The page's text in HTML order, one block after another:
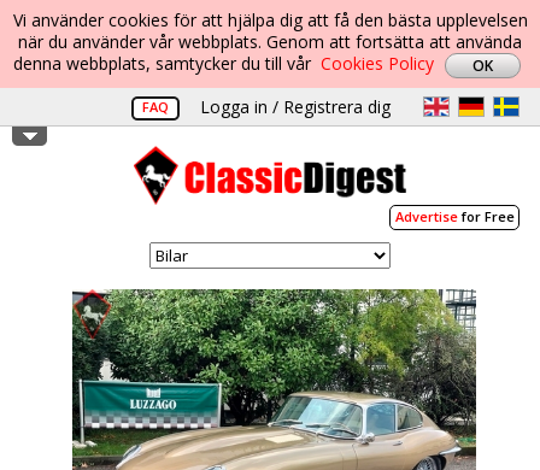
Vi använder cookies för att hjälpa dig att få den bästa upplevelsen
när du använder vår webbplats. Genom att fortsätta att använda
denna webbplats, samtycker du till vår Cookies Policy
FAQ Logga in / Registrera dig
Advertisefor Free